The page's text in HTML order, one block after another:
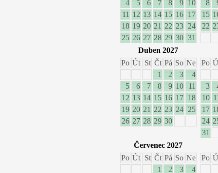
4
5 6 7 8 9
10
11 12 13 14 15 16
17
18 19 20 21 22 23
24
25 26 27 28 29 30 31
8
15
22
Duben 2027
Po Út St Čt Pá So Ne
1
2 3
4
5
6 7 8 9 10
11
12 13 14 15 16 17
18
19 20 21 22 23 24
25
26 27 28 29 30
Po
3
10
17
24
31
Červenec 2027
Po Út St Čt Pá So Ne
1
2 3
4
Po